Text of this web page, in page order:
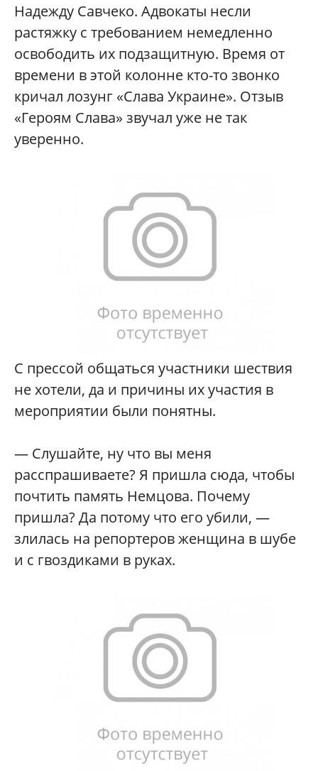
Надежду Савчеко. Адвокаты несли
растяжку с требованием немедленно
освободить их подзащитную. Время от
времени в этой колонне кто-то звонко
кричал лозунг «Слава Украине». Отзыв
«Героям Слава» звучал уже не так
уверенно.
С прессой общаться участники шествия
не хотели, да и причины их участия в
мероприятии были понятны.
— Слушайте, ну что вы меня
расспрашиваете? Я пришла сюда, чтобы
почтить память Немцова. Почему
пришла? Да потому что его убили, —
злилась на репортеров женщина в шубе
и с гвоздиками в руках.